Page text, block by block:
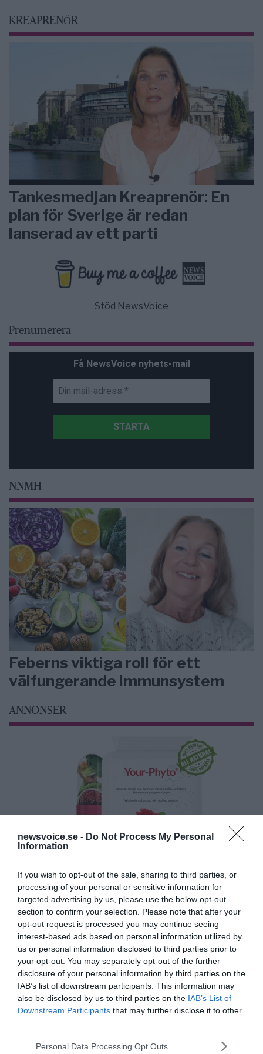
newsvoice.se - Do Not Process My Personal
Information
If you wish to opt-out of the sale, sharing to third parties, or
processing of your personal or sensitive information for
targeted advertising by us, please use the below opt-out
section to confirm your selection. Please note that after your
opt-out request is processed you may continue seeing
interest-based ads based on personal information utilized by
us or personal information disclosed to third parties prior to
your opt-out. You may separately opt-out of the further
disclosure of your personal information by third parties on the
IAB’s list of downstream participants. This information may
also be disclosed by us to third parties on the IAB’s List of
Downstream Participants that may further disclose it to other
Please note that this website/app uses one or more Google
Personal Data Processing Opt Outs
KREAPRENÖR
Tankesmedjan Kreaprenör: En
plan för Sverige är redan
lanserad av ett parti
Stöd NewsVoice
Prenumerera
Få NewsVoice nyhets-mail
NNMH
Feberns viktiga roll för ett
välfungerande immunsystem
ANNONSER